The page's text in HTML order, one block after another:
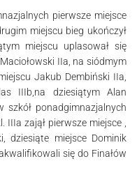
pierwsze miejsce
miejscu bieg ukończył
miejscu uplasował się
IIa, na siódmym
Jakub Dembiński IIa,
IIIb,na dziesiątym Alan
szkół ponadgimnazjalnych
zajął pierwsze miejsce ,
dziesiąte miejsce Dominik
się do Finałów